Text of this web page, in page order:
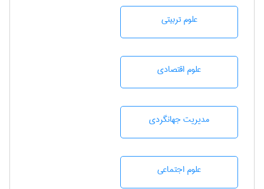
علوم تربيتی
علوم اقتصادی
مديريت جهانگردی
علوم اجتماعی